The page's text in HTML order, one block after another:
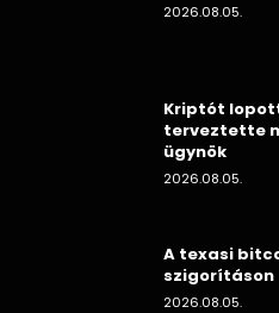
2026.08.05.
Kriptót
terveztette
ügynök
2026.08.05.
A texasi
szigorításon
2026.08.05.